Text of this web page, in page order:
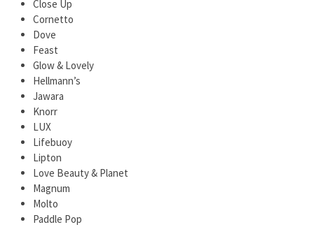
Close Up
Cornetto
Dove
Feast
Glow & Lovely
Hellmann’s
Jawara
Knorr
LUX
Lifebuoy
Lipton
Love Beauty & Planet
Magnum
Molto
Paddle Pop